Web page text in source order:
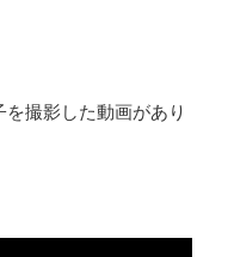
撮影した動画があり